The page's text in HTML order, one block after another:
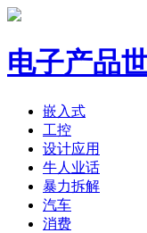
电子产品
嵌入式
工控
设计应用
牛人业话
暴力拆解
汽车
消费